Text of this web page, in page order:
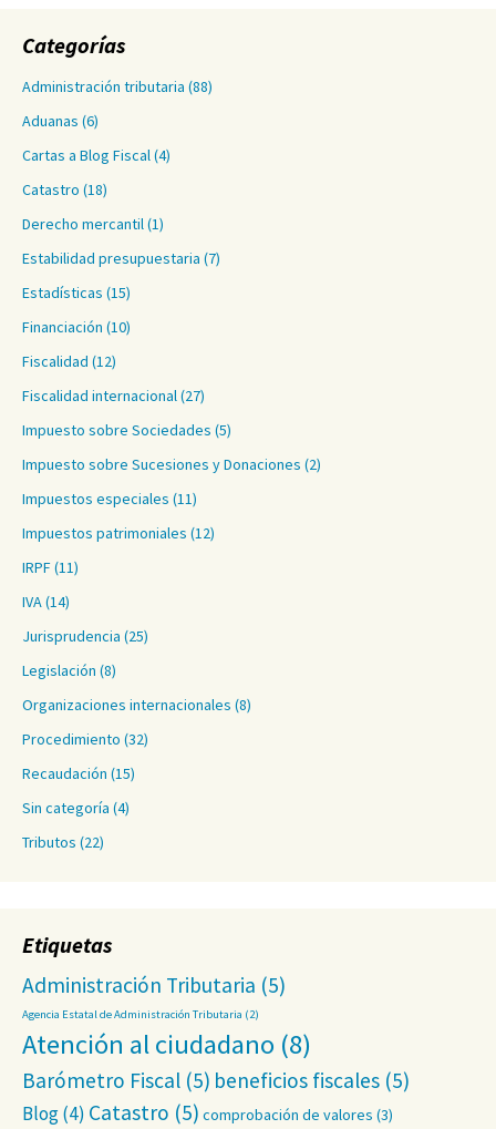
Categorías
Administración tributaria (88)
Aduanas (6)
Cartas a Blog Fiscal(4)
Catastro (18)
Derecho mercantil(1)
Estabilidad presupuestaria (7)
Estadísticas (15)
Financiación (10)
Fiscalidad (12)
Fiscalidad internacional(27)
Impuesto sobre Sociedades (5)
Impuesto sobre Sucesiones y Donaciones (2)
Impuestos especiales (11)
Impuestos patrimoniales (12)
IRPF(11)
IVA(14)
Jurisprudencia (25)
Legislación (8)
Organizaciones internacionales (8)
Procedimiento (32)
Recaudación (15)
Sin categoría (4)
Tributos (22)
Etiquetas
Administración Tributaria (5)
Agencia Estatal de Administración Tributaria (2)
Atención al ciudadano (8)
Barómetro Fiscal (5) beneficios fiscales (5)
Blog(4) Catastro (5) comprobación de valores (3)